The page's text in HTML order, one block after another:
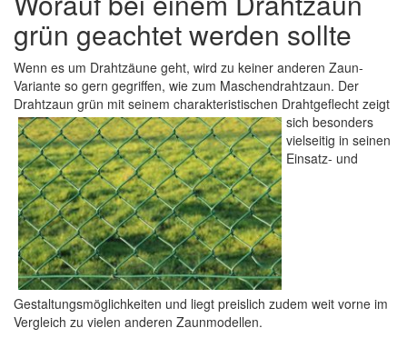
grün geachtet werden sollte
Wenn es um Drahtzäune geht, wird zu keiner anderen Zaun-
Variante so gern gegriffen, wie zum Maschendrahtzaun. Der
Drahtzaun grün mit seinem charakteristischen Drahtgeflecht zeigt
sich besonders
vielseitig in seinen
Einsatz- und
Gestaltungsmöglichkeiten und liegt preislich zudem weit vorne im
Vergleich zu vielen anderen Zaunmodellen.